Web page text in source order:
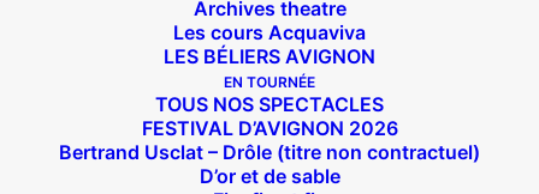
Archives theatre
Les cours Acquaviva
LES BÉLIERS AVIGNON
EN TOURNÉE
TOUS NOS SPECTACLES
FESTIVAL D’AVIGNON 2026
Bertrand Usclat – Drôle (titre non contractuel)
D’or et de sable